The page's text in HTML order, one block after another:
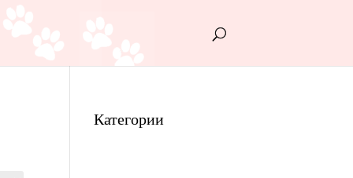
Категории